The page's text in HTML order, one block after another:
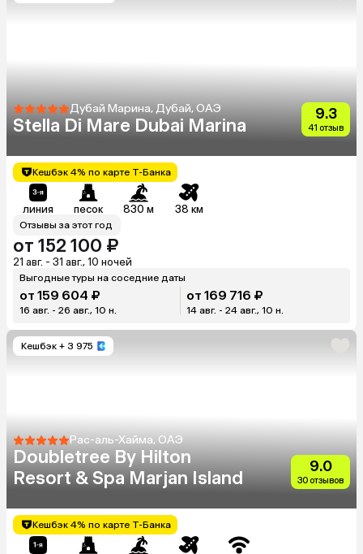
Дубай Марина, Дубай, ОАЭ
Stella Di Mare Dubai Marina
9.3
41 отзыв
Кешбэк 4% по карте Т-Банка
линия песок 830 м 38 км
Отзывы за этот год
от 152 100 ₽
21 авг. - 31 авг., 10 ночей
Выгодные туры на соседние даты
от 159 604 ₽
16 авг. - 26 авг., 10 н.
от 169 716 ₽
14 авг. - 24 авг., 10 н.
Кешбэк + 3 975
Рас-аль-Хайма, ОАЭ
Doubletree By Hilton
Resort & Spa Marjan Island
9.0
30 отзывов
Кешбэк 4% по карте Т-Банка